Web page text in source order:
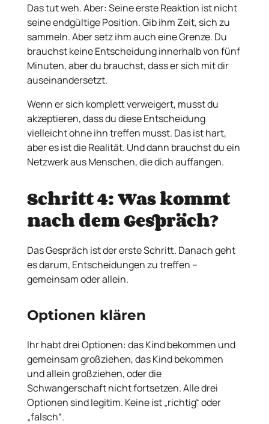
Das tut weh. Aber: Seine erste Reaktion ist nicht
seine endgültige Position. Gib ihm Zeit, sich zu
sammeln. Aber setz ihm auch eine Grenze. Du
brauchst keine Entscheidung innerhalb von fünf
Minuten, aber du brauchst, dass er sich mit dir
auseinandersetzt.
Wenn er sich komplett verweigert, musst du
akzeptieren, dass du diese Entscheidung
vielleicht ohne ihn treffen musst. Das ist hart,
aber es ist die Realität. Und dann brauchst du ein
Netzwerk aus Menschen, die dich auffangen.
Schritt 4: Was kommt
nach dem Gespräch?
Das Gespräch ist der erste Schritt. Danach geht
es darum, Entscheidungen zu treffen –
gemeinsam oder allein.
Optionen klären
Ihr habt drei Optionen: das Kind bekommen und
gemeinsam großziehen, das Kind bekommen
und allein großziehen, oder die
Schwangerschaft nicht fortsetzen. Alle drei
Optionen sind legitim. Keine ist „richtig“ oder
„falsch“.